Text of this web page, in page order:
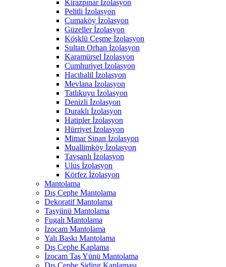
Kirazpınar İzolasyon
Pelitli İzolasyon
Cumaköy İzolasyon
Güzeller İzolasyon
Köşklü Çeşme İzolasyon
Sultan Orhan İzolasyon
Karamürsel İzolasyon
Cumhuriyet İzolasyon
Hacıhalil İzolasyon
Mevlana İzolasyon
Tatlıkuyu İzolasyon
Denizli İzolasyon
Duraklı İzolasyon
Hatipler İzolasyon
Hürriyet İzolasyon
Mimar Sinan İzolasyon
Muallimköy İzolasyon
Tavşanlı İzolasyon
Ulus İzolasyon
Körfez İzolasyon
Mantolama
Dış Cephe Mantolama
Dekoratif Mantolama
Taşyünü Mantolama
Fugalı Mantolama
İzocam Mantolama
Yalı Baskı Mantolama
Dış Cephe Kaplama
İzocam Taş Yünü Mantolama